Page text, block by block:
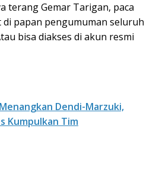
terang Gemar Tarigan, paca
papan pengumuman seluruh
bisa diakses di akun resmi
Dendi-Marzuki,
Kumpulkan Tim